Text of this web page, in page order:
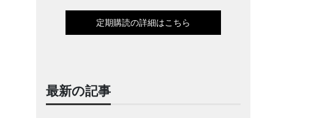
定期購読の詳細はこちら
最新の記事